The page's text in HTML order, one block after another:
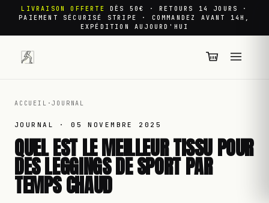
LIVRAISON OFFERTE
DÈS 50€ · RETOURS 14 JOURS ·
PAIEMENT SÉCURISÉ STRIPE · COMMANDEZ AVANT 14H,
EXPÉDITION AUJOURD'HUI
ACCUEIL ·JOURNAL
JOURNAL ·05 NOVEMBRE 2025
QUEL EST LE MEILLEUR TISSU POUR
DES LEGGINGS DE SPORT PAR
TEMPS CHAUD